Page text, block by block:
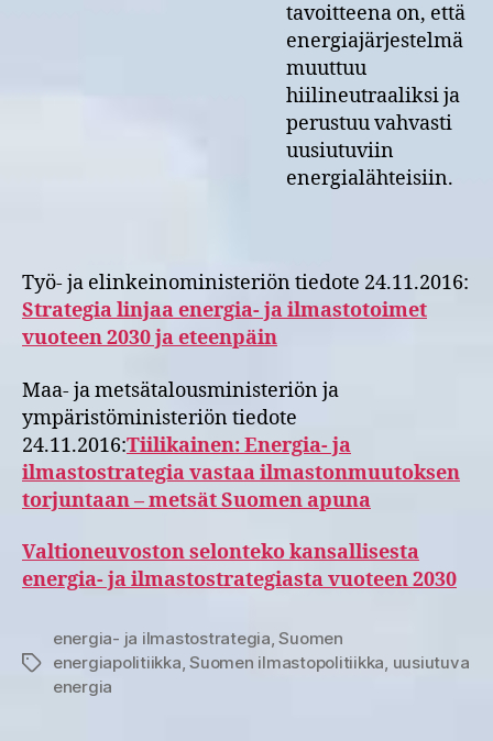
tavoitteena on, että
energiajärjestelmä
muuttuu
hiilineutraaliksi ja
perustuu vahvasti
uusiutuviin
energialähteisiin.
Työ- ja elinkeinoministeriön tiedote 24.11.2016:
Strategia linjaa energia- ja ilmastotoimet
vuoteen 2030 ja eteenpäin
Maa- ja metsätalousministeriön ja
ympäristöministeriön tiedote
24.11.2016:Tiilikainen: Energia- ja
ilmastostrategia vastaa ilmastonmuutoksen
torjuntaan – metsät Suomen apuna
Valtioneuvoston selonteko kansallisesta
energia- ja ilmastostrategiasta vuoteen 2030
Avainsanat
energia- ja ilmastostrategia,Suomen
energiapolitiikka,Suomen ilmastopolitiikka, uusiutuva
energia